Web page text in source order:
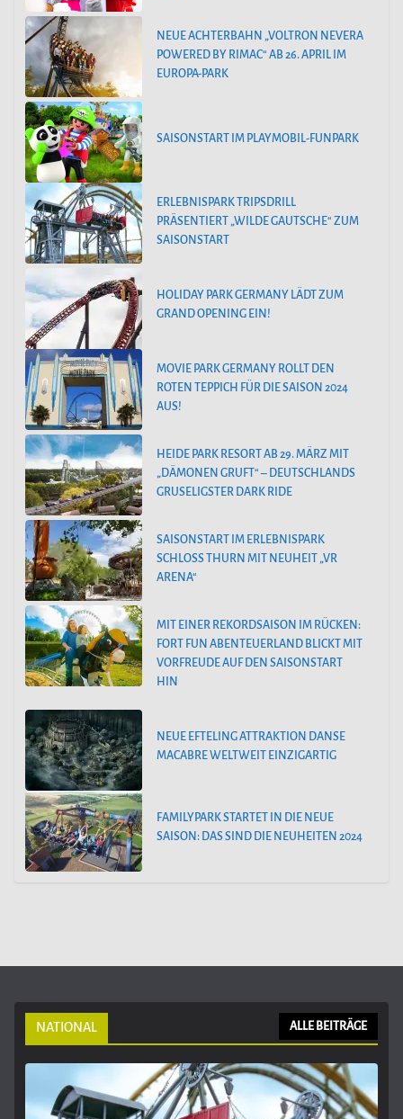
NEUE ACHTERBAHN „VOLTRON NEVERA
POWERED BY RIMAC“ AB 26. APRIL IM
EUROPA-PARK
SAISONSTART IM PLAYMOBIL-FUNPARK
ERLEBNISPARK TRIPSDRILL
PRÄSENTIERT „WILDE GAUTSCHE“ ZUM
SAISONSTART
HOLIDAY PARK GERMANY LÄDT ZUM
GRAND OPENING EIN!
MOVIE PARK GERMANY ROLLT DEN
ROTEN TEPPICH FÜR DIE SAISON 2024
AUS!
HEIDE PARK RESORT AB 29. MÄRZ MIT
„DÄMONEN GRUFT“ – DEUTSCHLANDS
GRUSELIGSTER DARK RIDE
SAISONSTART IM ERLEBNISPARK
SCHLOSS THURN MIT NEUHEIT „VR
ARENA“
MIT EINER REKORDSAISON IM RÜCKEN:
FORT FUN ABENTEUERLAND BLICKT MIT
VORFREUDE AUF DEN SAISONSTART
HIN
NEUE EFTELING ATTRAKTION DANSE
MACABRE WELTWEIT EINZIGARTIG
FAMILYPARK STARTET IN DIE NEUE
SAISON: DAS SIND DIE NEUHEITEN 2024
NATIONAL ALLE BEITRÄGE